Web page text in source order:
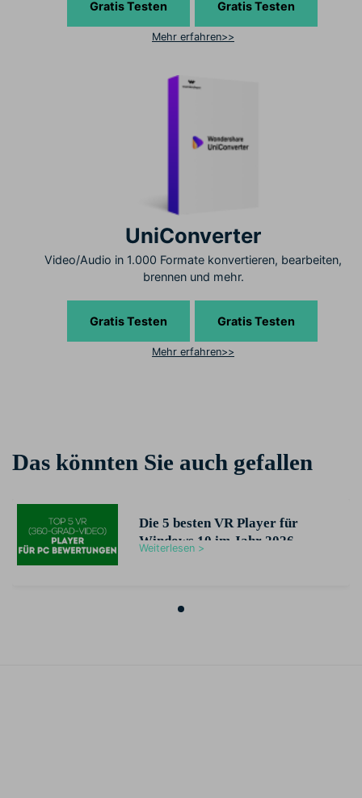
Gratis Testen Gratis Testen
Mehr erfahren>>
UniConverter
Video/Audio in 1.000 Formate konvertieren, bearbeiten,
brennen und mehr.
Gratis Testen Gratis Testen
Mehr erfahren>>
Das könnten Sie auch gefallen
Die 5 besten VR Player für
Windows 10 im Jahr 2026
Weiterlesen >